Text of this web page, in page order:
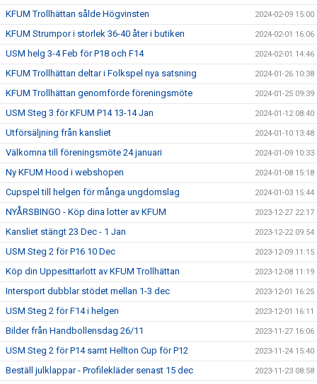
KFUM Trollhättan sålde Högvinsten 2024-02-09 15:00
KFUM Strumpor i storlek 36-40 åter i butiken 2024-02-01 16:06
USM helg 3-4 Feb för P18 och F14 2024-02-01 14:46
KFUM Trollhättan deltar i Folkspel nya satsning 2024-01-26 10:38
KFUM Trollhättan genomförde föreningsmöte 2024-01-25 09:39
USM Steg 3 för KFUM P14 13-14 Jan 2024-01-12 08:40
Utförsäljning från kansliet 2024-01-10 13:48
Välkomna till föreningsmöte 24 januari 2024-01-09 10:33
Ny KFUM Hood i webshopen 2024-01-08 15:18
Cupspel till helgen för många ungdomslag 2024-01-03 15:44
NYÅRSBINGO - Köp dina lotter av KFUM 2023-12-27 22:17
Kansliet stängt 23 Dec - 1 Jan 2023-12-22 09:54
USM Steg 2 för P16 10 Dec 2023-12-09 11:15
Köp din Uppesittarlott av KFUM Trollhättan 2023-12-08 11:19
Intersport dubblar stödet mellan 1-3 dec 2023-12-01 16:25
USM Steg 2 för F14 i helgen 2023-12-01 16:11
Bilder från Handbollensdag 26/11 2023-11-27 16:06
USM Steg 2 för P14 samt Hellton Cup för P12 2023-11-24 15:40
Beställ julklappar - Profilekläder senast 15 dec 2023-11-23 08:58